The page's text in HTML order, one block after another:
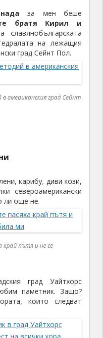
за мен беше
братя Кирил и
на лежащия
град Сейнт Пол.
американския град Сейнт
карибу, диви кози,
североамерикански
ли още не.
край пътя и не се
град Уайтхорс
паметник. Защо?
които следват